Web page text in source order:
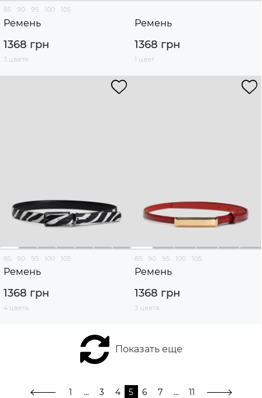
85 90 95 100 105
Ремень
1368 грн
3 цвета
Ремень
1368 грн
1 цвет
85 90 95 100 105
Ремень
1368 грн
4 цвета
85 90 95 100 105
Ремень
1368 грн
3 цвета
Показать еще
1 ... 3 4 5 6 7 ... 11